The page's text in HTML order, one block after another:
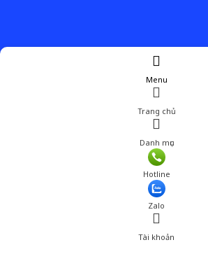
Menu
Trang chủ
Danh mục
Hotline
Zalo
Tài khoản